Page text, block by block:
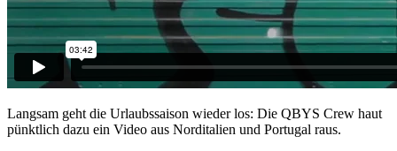
Langsam geht die Urlaubssaison wieder los: Die QBYS Crew haut
pünktlich dazu ein Video aus Norditalien und Portugal raus.